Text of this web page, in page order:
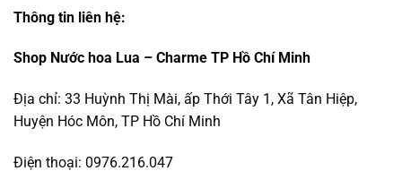
Thông tin liên hệ:
Shop Nước hoa Lua – Charme TP Hồ Chí Minh
Địa chỉ: 33 Huỳnh Thị Mài, ấp Thới Tây 1, Xã Tân Hiệp,
Huyện Hóc Môn, TP Hồ Chí Minh
Điện thoại: 0976.216.047